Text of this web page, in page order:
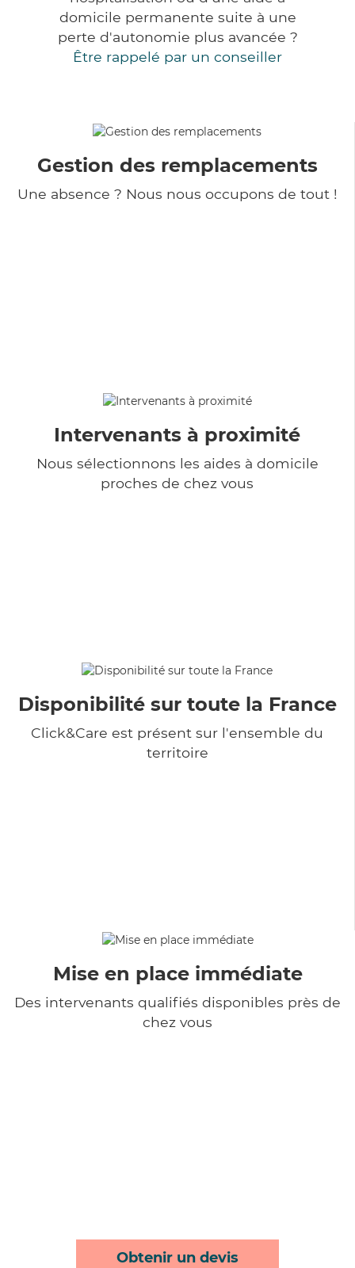
domicile permanente suite à une
perte d'autonomie plus avancée ?
Être rappelé par un conseiller
Gestion des remplacements
Une absence ? Nous nous occupons de tout !
Intervenants à proximité
Nous sélectionnons les aides à domicile
proches de chez vous
Disponibilité sur toute la France
Click&Care est présent sur l'ensemble du
territoire
Mise en place immédiate
Des intervenants qualifiés disponibles près de
chez vous
Obtenir un devis